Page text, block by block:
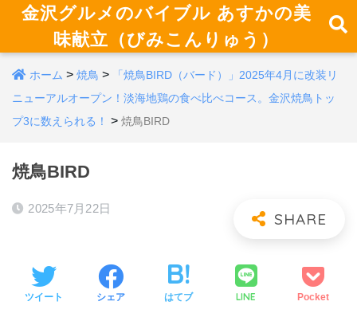
金沢グルメのバイブル あすかの美
味献立（びみこんりゅう）
ホーム > 焼鳥 >
「焼鳥BIRD（バード）」2025年4月に改装リ
ニューアルオープン！淡海地鶏の食べ比べコース。金沢焼鳥トッ
プ3に数えられる！
> 焼鳥BIRD
焼鳥BIRD
2025年7月22日
ツイート シェア はてブ LINE Pocket